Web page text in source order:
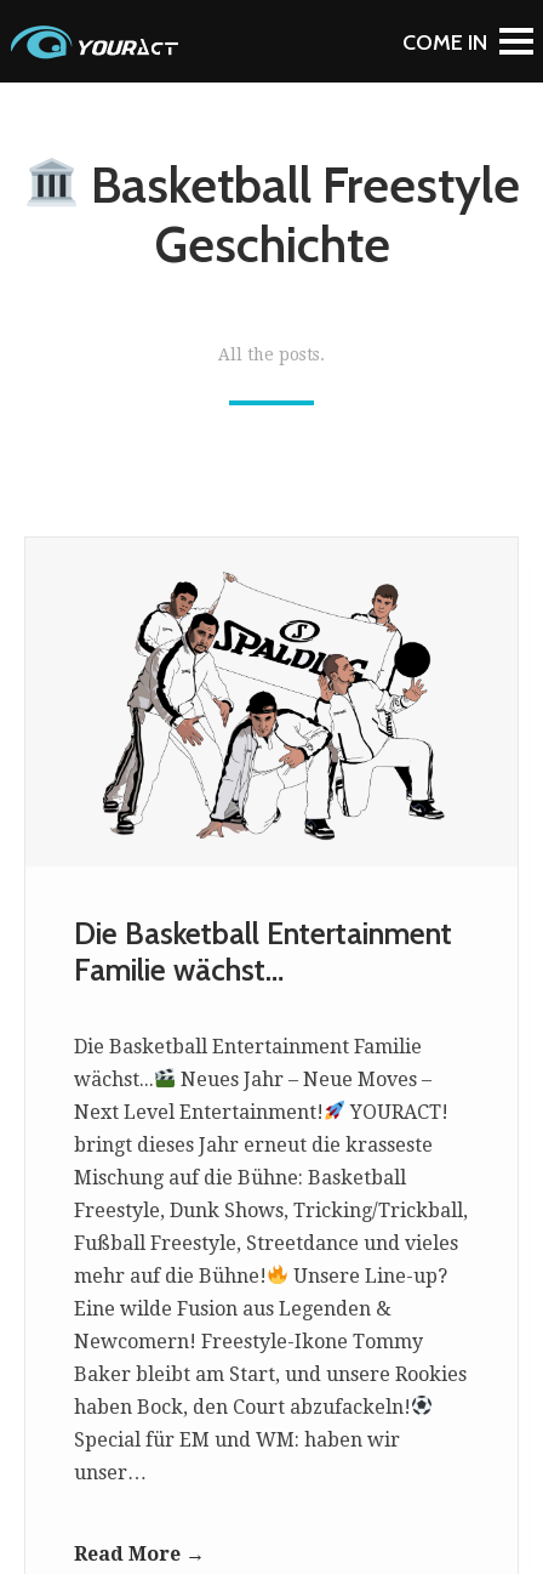
Basketball Freestyle
Geschichte
All the posts.
Die Basketball Entertainment
Familie wächst…
Die Basketball Entertainment Familie
wächst...
Neues Jahr – Neue Moves –
Next Level Entertainment!
YOURACT!
bringt dieses Jahr erneut die krasseste
Mischung auf die Bühne: Basketball
Freestyle, Dunk Shows, Tricking/Trickball,
Fußball Freestyle, Streetdance und vieles
mehr auf die Bühne!
Unsere Line-up?
Eine wilde Fusion aus Legenden &
Newcomern! Freestyle-Ikone Tommy
Baker bleibt am Start, und unsere Rookies
haben Bock, den Court abzufackeln!
Special für EM und WM: haben wir
unser…
Read More →